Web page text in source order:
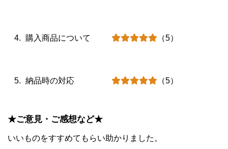
購入商品について （5）
納品時の対応 （5）
★ご意見・ご感想など★
いいものをすすめてもらい助かりました 。